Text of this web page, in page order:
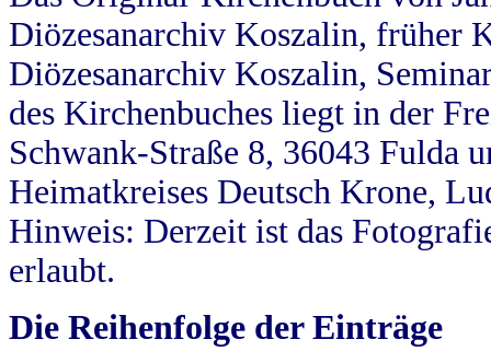
Diözesanarchiv Koszalin, früher
Diözesanarchiv Koszalin,
des Kirchenbuches liegt in der
Schwank-Straße 8, 36043 Fulda
Heimatkreises Deutsch Krone,
Hinweis: Derzeit ist das
erlaubt.
Die Reihenfolge der Einträge